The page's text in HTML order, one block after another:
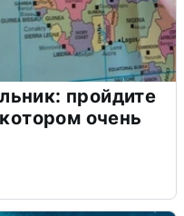
пройдите
очень